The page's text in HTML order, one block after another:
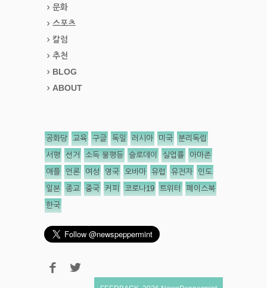
문화
스포츠
칼럼
추천
BLOG
ABOUT
공화당 교육 구글 독일 러시아 미국 분리독립
서평 선거 소득 불평등 슬로데이 실업률 아마존
애플 언론 여성 영국 오바마 유럽 유전자 인도
일본 종교 중국 커피 코로나19 트위터 페이스북
한국